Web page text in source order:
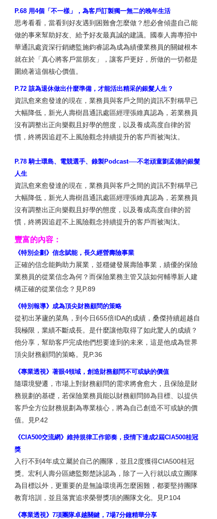
P.68 用4個「不一樣」，為客戶訂製獨一無二的晚年生活
思考看看，當看到好友遇到困難會怎麼做？想必會傾盡自己能
做的事來幫助好友、給予好友最真誠的建議。國泰人壽專招中
華通訊處資深行銷總監施鈞睿認為成為績優業務員的關鍵根本
就在於「真心將客戶當朋友」，讓客戶更好，所做的一切都是
圍繞著這個核心價值。
P.72 該為退休做出什麼準備，才能活出精采的銀髮人生？
資訊愈來愈發達的現在，業務員與客戶之間的資訊不對稱早已
大幅降低，新光人壽樹昌通訊處區經理張維真認為，若業務員
沒有調整出正向樂觀且好學的態度，以及養成高度自律的習
慣，終將因追趕不上風險觀念持續提升的客戶而被淘汰。
P.78 騎士環島、電競選手、錄製Podcast──不老頑童劉孟德的銀髮
人生
資訊愈來愈發達的現在，業務員與客戶之間的資訊不對稱早已
大幅降低，新光人壽樹昌通訊處區經理張維真認為，若業務員
沒有調整出正向樂觀且好學的態度，以及養成高度自律的習
慣，終將因追趕不上風險觀念持續提升的客戶而被淘汰。
豐富的內容：
《特別企劃》信念賦能，長久經營壽險事業
正確的信念能夠助力展業，並穩健發展壽險事業，績優的保險
業務員的從業信念為何？而保險業務主管又該如何輔導新人建
構正確的從業信念？見P.89
《特別報導》成為頂尖財務顧問的策略
從初出茅廬的菜鳥，到今日655倍IDA的成績，桑傑持續超越自
我極限，業績不斷成長。是什麼讓他取得了如此驚人的成績？
他分享，幫助客戶完成他們想要達到的未來，這是他成為世界
頂尖財務顧問的策略。見P.36
《專業透視》著眼4領域，創造財務顧問不可或缺的價值
隨環境變遷，市場上對財務顧問的需求將會愈大，且保險是財
務規劃的基礎，若保險業務員能以財務顧問師為目標、以提供
客戶全方位財務規劃為專業核心，將為自己創造不可或缺的價
值。見P.42
《CIA500交流網》維持規律工作節奏，疫情下達成2屆CIA500桂冠
獎
入行不到4年成立屬於自己的團隊，並且2度獲得CIA500桂冠
獎。宏利人壽分區總監鄭楚詠認為，除了一入行就以成立團隊
為目標以外，更重要的是無論環境再怎麼困難，都要堅持團隊
教育培訓，並且落實追求榮譽獎項的團隊文化。見P.104
《專業透視》7項團隊卓越關鍵，7場7分鐘精華分享